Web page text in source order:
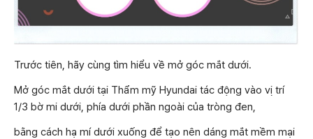
Trước tiên, hãy cùng tìm hiểu về mở góc mắt dưới.
Mở góc mắt dưới tại Thẩm mỹ Hyundai tác động vào vị trí
1/3 bờ mi dưới, phía dưới phần ngoài của tròng đen,
bằng cách hạ mí dưới xuống để tạo nên dáng mắt mềm mại